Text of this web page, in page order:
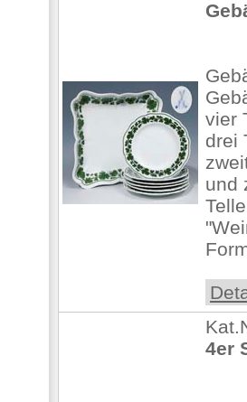
vier
drei
und
4er